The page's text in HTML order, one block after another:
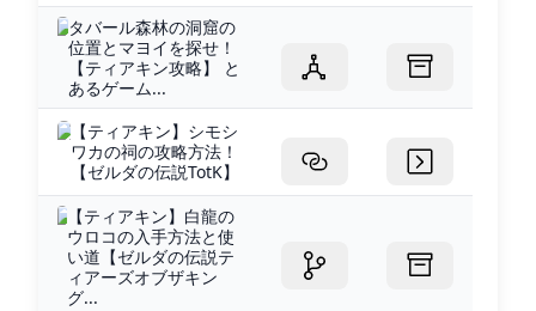
タバール森林の洞窟の
位置とマヨイを探せ！
【ティアキン攻略】 と
あるゲーム...
【ティアキン】シモシ
ワカの祠の攻略方法！
【ゼルダの伝説TotK】
【ティアキン】白龍の
ウロコの入手方法と使
い道【ゼルダの伝説テ
ィアーズオブザキン
グ...